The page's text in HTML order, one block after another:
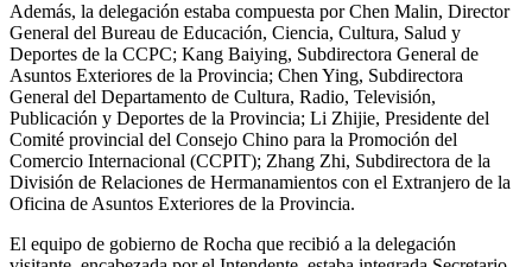
Además, la delegación estaba compuesta por Chen Malin, Director
General del Bureau de Educación, Ciencia, Cultura, Salud y
Deportes de la CCPC; Kang Baiying, Subdirectora General de
Asuntos Exteriores de la Provincia; Chen Ying, Subdirectora
General del Departamento de Cultura, Radio, Televisión,
Publicación y Deportes de la Provincia; Li Zhijie, Presidente del
Comité provincial del Consejo Chino para la Promoción del
Comercio Internacional (CCPIT); Zhang Zhi, Subdirectora de la
División de Relaciones de Hermanamientos con el Extranjero de la
Oficina de Asuntos Exteriores de la Provincia.
El equipo de gobierno de Rocha que recibió a la delegación